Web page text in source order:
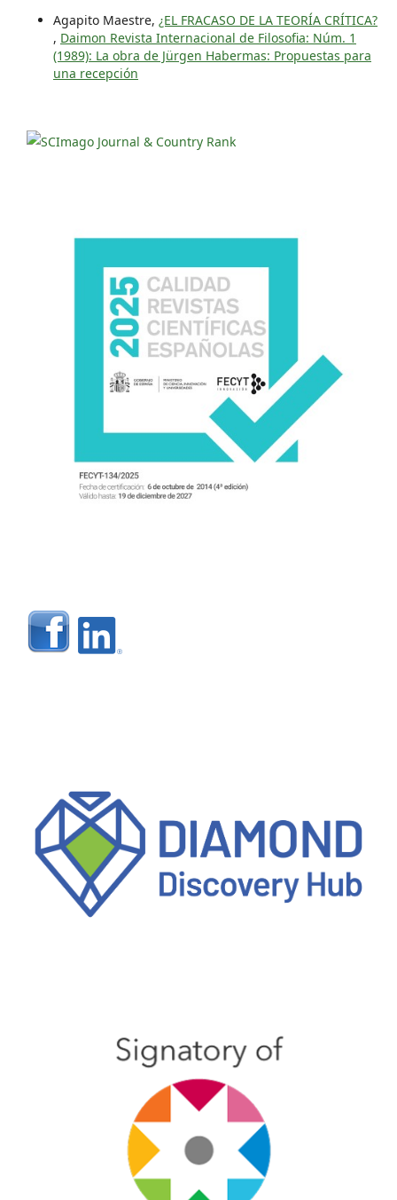
Agapito Maestre, ¿EL FRACASO DE LA TEORÍA CRÍTICA?
, Daimon Revista Internacional de Filosofia: Núm. 1
(1989): La obra de Jürgen Habermas: Propuestas para
una recepción